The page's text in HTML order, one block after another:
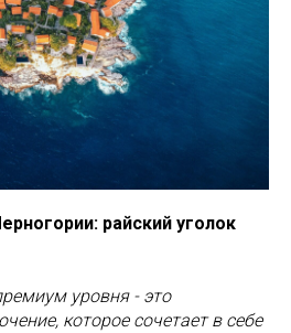
райский уголок
уровня - это
которое сочетает в себе